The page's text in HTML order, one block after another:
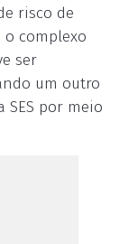
risco de
o complexo
ser
um outro
por meio